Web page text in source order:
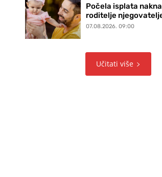
Počela isplata
roditelje
07.08.2026. 09:00
Učitati više